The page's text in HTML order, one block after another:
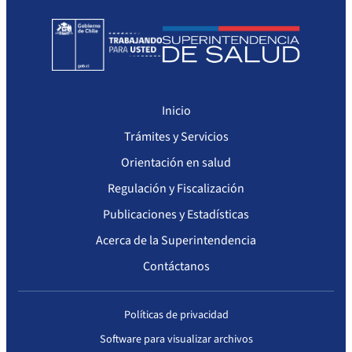
Llamados a concurso de personal
Otras Resoluciones
Actas Consejo Consultivo Ley Corta de Isapres
Inicio
Trámites y Servicios
Orientación en salud
Regulación y Fiscalización
Publicaciones y Estadísticas
Acerca de la Superintendencia
Contáctanos
Políticas de privacidad
Software para visualizar archivos